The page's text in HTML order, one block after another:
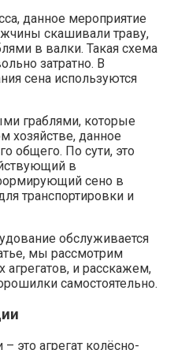
данное мероприятие
скашивали траву,
в валки. Такая схема
затратно. В
сена используются
граблями, которые
хозяйстве, данное
общего. По сути, это
в
сено в
транспортировки и
обслуживается
мы рассмотрим
агрегатов, и расскажем,
самостоятельно.
это агрегат колёсно-